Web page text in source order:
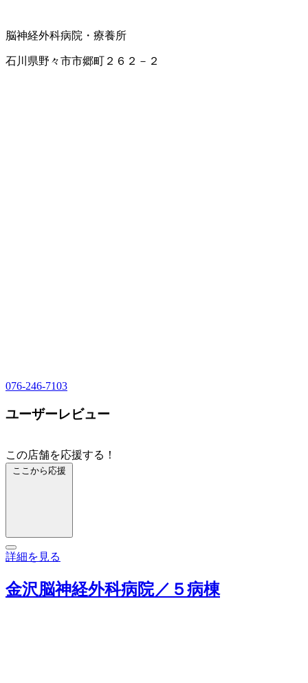
脳神経外科病院・療養所
石川県野々市市郷町２６２－２
076-246-7103
ユーザーレビュー
この店舗を応援する！
ここから応援
詳細を見る
金沢脳神経外科病院／５病棟